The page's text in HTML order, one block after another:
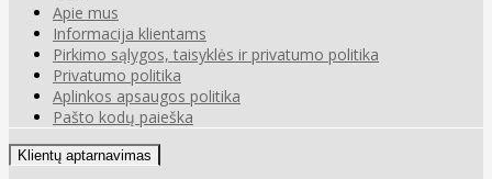
Apie mus
Informacija klientams
Pirkimo sąlygos, taisyklės ir privatumo politika
Privatumo politika
Aplinkos apsaugos politika
Pašto kodų paieška
Klientų aptarnavimas